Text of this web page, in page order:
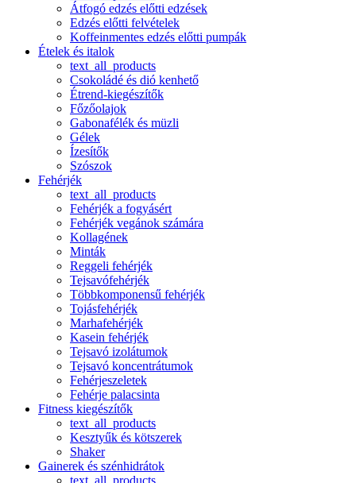
Átfogó edzés előtti edzések
Edzés előtti felvételek
Koffeinmentes edzés előtti pumpák
Ételek és italok
text_all_products
Csokoládé és dió kenhető
Étrend-kiegészítők
Főzőolajok
Gabonafélék és müzli
Gélek
Ízesítők
Szószok
Fehérjék
text_all_products
Fehérjék a fogyásért
Fehérjék vegánok számára
Kollagének
Minták
Reggeli fehérjék
Tejsavófehérjék
Többkomponensű fehérjék
Tojásfehérjék
Marhafehérjék
Kasein fehérjék
Tejsavó izolátumok
Tejsavó koncentrátumok
Fehérjeszeletek
Fehérje palacsinta
Fitness kiegészítők
text_all_products
Kesztyűk és kötszerek
Shaker
Gainerek és szénhidrátok